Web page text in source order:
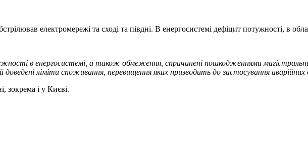
електромережі та сході та півдні. В енергосистемі дефіцит потужності, в
в енергосистемі, а також обмеження, спричинені пошкодженнями
доведені ліміти споживання, перевищення яких призводить до застосування
зокрема і у Києві.